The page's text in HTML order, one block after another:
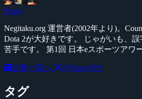
Yossy
Negitaku.org 運営者(2002年より)。
Dota 2が大好きです。 じゃがいも、
苦手です。 第1回 日本eスポーツアワ
記事一覧へ @YossyFPS
タグ